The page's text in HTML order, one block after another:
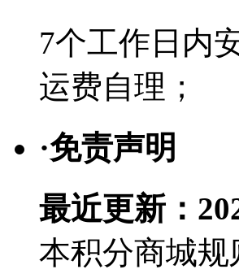
7个工作日内
运费自理；
·免责声明
最近更新：
本积分商城